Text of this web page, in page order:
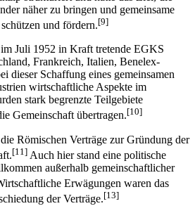
näher zu bringen und gemeinsame
und fördern.[9]
Juli 1952 in Kraft tretende EGKS
Frankreich, Italien, Benelex-
dieser Schaffung eines gemeinsamen
wirtschaftliche Aspekte im
stark begrenzte Teilgebiete
Gemeinschaft übertragen.[10]
Römischen Verträge zur Gründung der
[11] Auch hier stand eine politische
außerhalb gemeinschaftlicher
Erwägungen waren das
der Verträge.[13]